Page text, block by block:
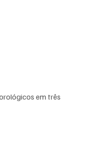
em três